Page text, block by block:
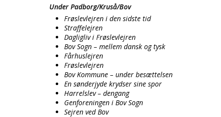
Under Padborg/Kruså/Bov
Frøslevlejren i den sidste tid
Straffelejren
Dagligliv i Frøslevlejren
Bov Sogn – mellem dansk og tysk
Fårhuslejren
Frøslevlejren
Bov Kommune – under besættelsen
En sønderjyde krydser sine spor
Harrelslev – dengang
Genforeningen i Bov Sogn
Sejren ved Bov